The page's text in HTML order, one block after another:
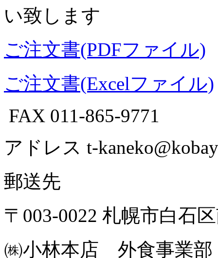
い致します
ご注文書(PDFファイル)
ご注文書(Excelファイル)
FAX 011-865-9771
アドレス t-
郵送先
〒003-0022 札幌市白石
㈱小林本店 外食事